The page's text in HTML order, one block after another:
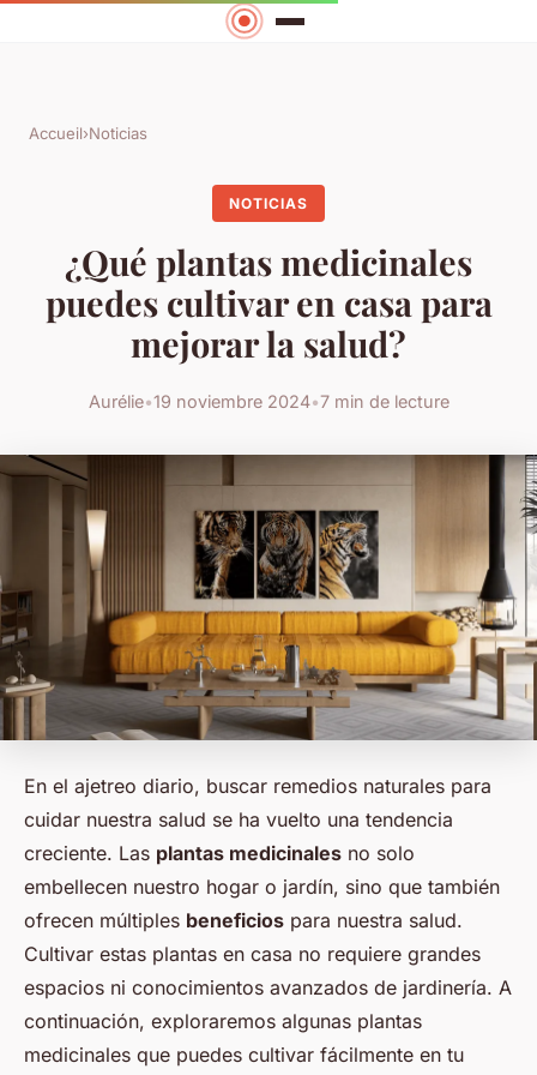
Accueil›Noticias
NOTICIAS
¿Qué plantas medicinales
puedes cultivar en casa para
mejorar la salud?
Aurélie•19 noviembre 2024•7 min de lecture
En el ajetreo diario, buscar remedios naturales para
cuidar nuestra salud se ha vuelto una tendencia
creciente. Las plantas medicinales no solo
embellecen nuestro hogar o jardín, sino que también
ofrecen múltiples beneficios para nuestra salud.
Cultivar estas plantas en casa no requiere grandes
espacios ni conocimientos avanzados de jardinería. A
continuación, exploraremos algunas plantas
medicinales que puedes cultivar fácilmente en tu